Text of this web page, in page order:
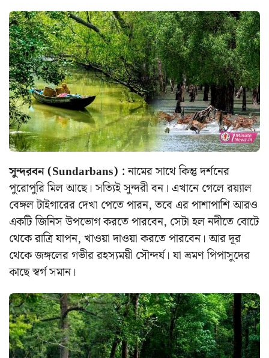
সুন্দরবন (Sundarbans) :নামের সাথে কিন্তু দর্শনের
পুরোপুরি মিল আছে। সত্যিই সুন্দরী বন। এখানে গেলে রয়্যাল
বেঙ্গল টাইগারের দেখা পেতে পারন, তবে এর পাশাপাশি আরও
একটি জিনিস উপভোগ করতে পারবেন, সেটা হল নদীতে বোটে
থেকে রাত্রি যাপন, খাওয়া দাওয়া করতে পারবেন। আর দূর
থেকে জঙ্গলের গভীর রহস্যময়ী সৌন্দর্য। যা ভ্রমণ পিপাসুদের
কাছে স্বর্গ সমান।